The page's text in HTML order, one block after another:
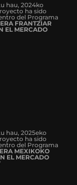
hau, 2024ko
ha sido
del Programa
FRANTZIAR
EL MERCADO
hau, 2025eko
ha sido
del Programa
MEXIKOKO
EL MERCADO